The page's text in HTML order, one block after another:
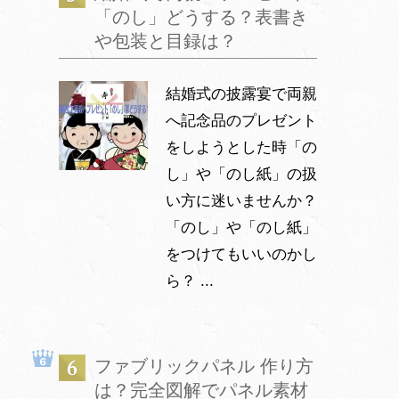
「のし」どうする？表書き
や包装と目録は？
結婚式の披露宴で両親
へ記念品のプレゼント
をしようとした時「の
し」や「のし紙」の扱
い方に迷いませんか？
「のし」や「のし紙」
をつけてもいいのかし
ら？ ...
ファブリックパネル 作り方
は？完全図解でパネル素材